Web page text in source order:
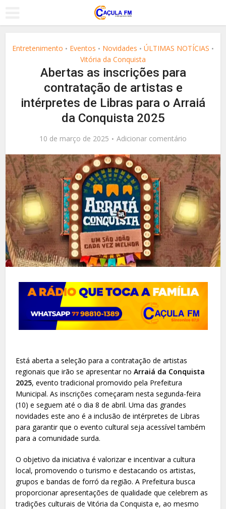
Entretenimento • Eventos • Novidades • ÚLTIMAS NOTÍCIAS •
Vitória da Conquista
Abertas as inscrições para
contratação de artistas e
intérpretes de Libras para o Arraiá
da Conquista 2025
10 de março de 2025 Adicionar comentário
Está aberta a seleção para a contratação de artistas
regionais que irão se apresentar noArraiá da Conquista
2025, evento tradicional promovido pela Prefeitura
Municipal. As inscrições começaram nesta segunda-feira
(10) e seguem até o dia 8 de abril. Uma das grandes
novidades este ano é a inclusão de intérpretes de Libras
para garantir que o evento cultural seja acessível também
para a comunidade surda.
O objetivo da iniciativa é valorizar e incentivar a cultura
local, promovendo o turismo e destacando os artistas,
grupos e bandas de forró da região. A Prefeitura busca
proporcionar apresentações de qualidade que celebrem as
tradições culturais de Vitória da Conquista e, ao mesmo